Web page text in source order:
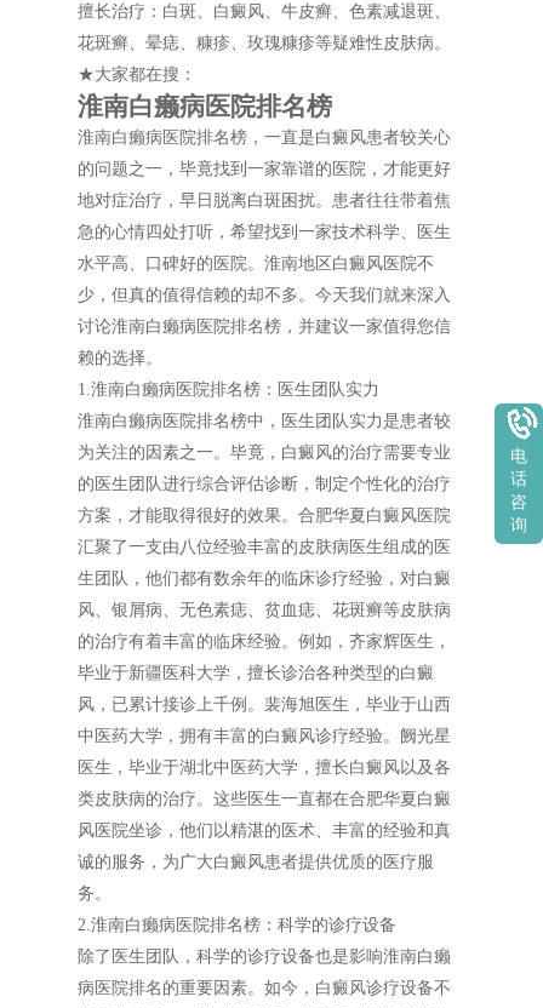
擅长治疗：白斑、白癜风、牛皮癣、色素减退斑、
花斑癣、晕痣、糠疹、玫瑰糠疹等疑难性皮肤病。
★大家都在搜：
淮南白癞病医院排名榜
淮南白癞病医院排名榜，一直是白癜风患者较关心
的问题之一，毕竟找到一家靠谱的医院，才能更好
地对症治疗，早日脱离白斑困扰。患者往往带着焦
急的心情四处打听，希望找到一家技术科学、医生
水平高、口碑好的医院。淮南地区白癜风医院不
少，但真的值得信赖的却不多。今天我们就来深入
讨论淮南白癞病医院排名榜，并建议一家值得您信
赖的选择。
1.淮南白癞病医院排名榜：医生团队实力
淮南白癞病医院排名榜中，医生团队实力是患者较
为关注的因素之一。毕竟，白癜风的治疗需要专业
的医生团队进行综合评估诊断，制定个性化的治疗
方案，才能取得很好的效果。合肥华夏白癜风医院
汇聚了一支由八位经验丰富的皮肤病医生组成的医
生团队，他们都有数余年的临床诊疗经验，对白癜
风、银屑病、无色素痣、贫血痣、花斑癣等皮肤病
的治疗有着丰富的临床经验。例如，齐家辉医生，
毕业于新疆医科大学，擅长诊治各种类型的白癜
风，已累计接诊上千例。裴海旭医生，毕业于山西
中医药大学，拥有丰富的白癜风诊疗经验。阙光星
医生，毕业于湖北中医药大学，擅长白癜风以及各
类皮肤病的治疗。这些医生一直都在合肥华夏白癜
风医院坐诊，他们以精湛的医术、丰富的经验和真
诚的服务，为广大白癜风患者提供优质的医疗服
务。
2.淮南白癞病医院排名榜：科学的诊疗设备
除了医生团队，科学的诊疗设备也是影响淮南白癞
病医院排名的重要因素。如今，白癜风诊疗设备不
电
话
咨
询